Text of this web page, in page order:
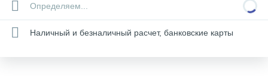
Определяем...
Наличный и безналичный расчет, банковские карты